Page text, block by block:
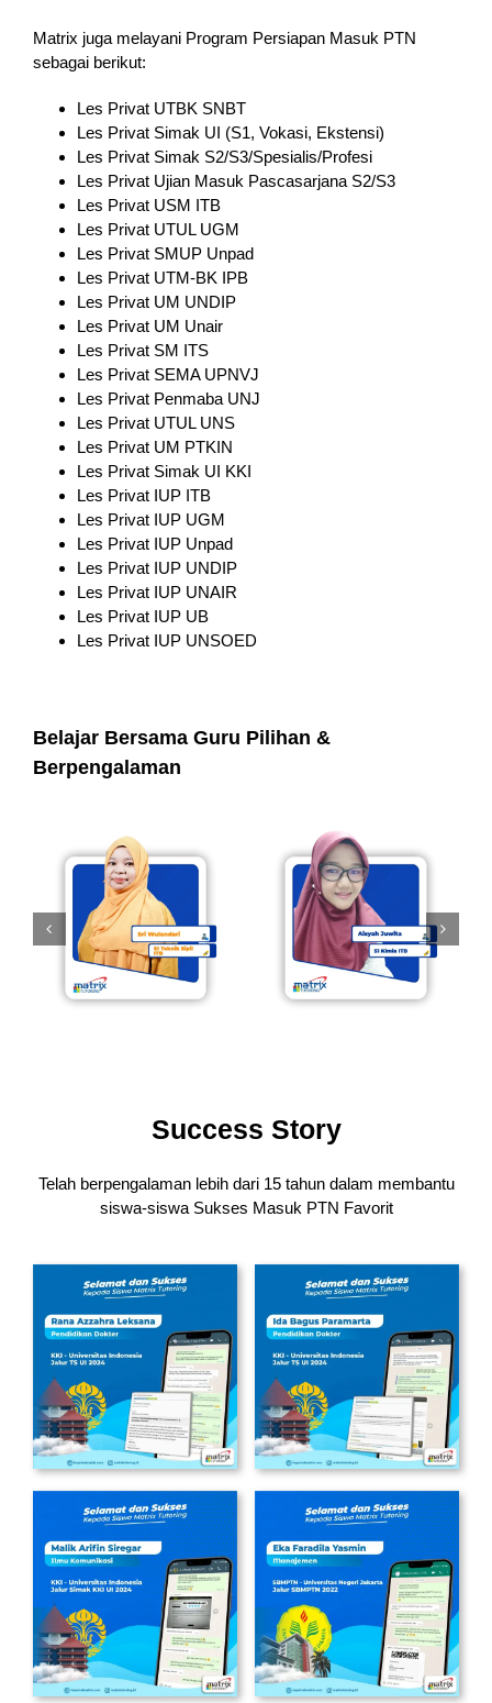
Matrix juga melayani Program Persiapan Masuk PTN
sebagai berikut:
Les Privat UTBK SNBT
Les Privat Simak UI (S1, Vokasi, Ekstensi)
Les Privat Simak S2/S3/Spesialis/Profesi
Les Privat Ujian Masuk Pascasarjana S2/S3
Les Privat USM ITB
Les Privat UTUL UGM
Les Privat SMUP Unpad
Les Privat UTM-BK IPB
Les Privat UM UNDIP
Les Privat UM Unair
Les Privat SM ITS
Les Privat SEMA UPNVJ
Les Privat Penmaba UNJ
Les Privat UTUL UNS
Les Privat UM PTKIN
Les Privat Simak UI KKI
Les Privat IUP ITB
Les Privat IUP UGM
Les Privat IUP Unpad
Les Privat IUP UNDIP
Les Privat IUP UNAIR
Les Privat IUP UB
Les Privat IUP UNSOED
Belajar Bersama Guru Pilihan &
Berpengalaman
Success Story
Telah berpengalaman lebih dari 15 tahun dalam membantu
siswa-siswa Sukses Masuk PTN Favorit